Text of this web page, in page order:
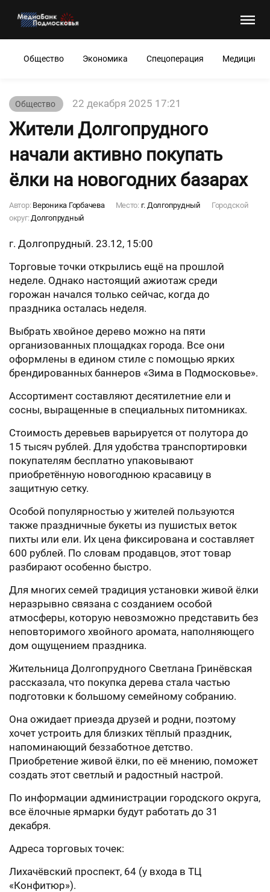
Общество Экономика Спецоперация Медицина
Общество 22 декабря 2025 17:21
Жители Долгопрудного
начали активно покупать
ёлки на новогодних базарах
Автор: Вероника Горбачева Место: г. Долгопрудный
Городской
округ:Долгопрудный
г. Долгопрудный. 23.12, 15:00
Торговые точки открылись ещё на прошлой
неделе. Однако настоящий ажиотаж среди
горожан начался только сейчас, когда до
праздника осталась неделя.
Выбрать хвойное дерево можно на пяти
организованных площадках города. Все они
оформлены в едином стиле с помощью ярких
брендированных баннеров «Зима в Подмосковье».
Ассортимент составляют десятилетние ели и
сосны, выращенные в специальных питомниках.
Стоимость деревьев варьируется от полутора до
15 тысяч рублей. Для удобства транспортировки
покупателям бесплатно упаковывают
приобретённую новогоднюю красавицу в
защитную сетку.
Особой популярностью у жителей пользуются
также праздничные букеты из пушистых веток
пихты или ели. Их цена фиксирована и составляет
600 рублей. По словам продавцов, этот товар
разбирают особенно быстро.
Для многих семей традиция установки живой ёлки
неразрывно связана с созданием особой
атмосферы, которую невозможно представить без
неповторимого хвойного аромата, наполняющего
дом ощущением праздника.
Жительница Долгопрудного Светлана Гринёвская
рассказала, что покупка дерева стала частью
подготовки к большому семейному собранию.
Она ожидает приезда друзей и родни, поэтому
хочет устроить для близких тёплый праздник,
напоминающий беззаботное детство.
Приобретение живой ёлки, по её мнению, поможет
создать этот светлый и радостный настрой.
По информации администрации городского округа,
все ёлочные ярмарки будут работать до 31
декабря.
Адреса торговых точек:
Лихачёвский проспект, 64 (у входа в ТЦ
«Конфитюр»).